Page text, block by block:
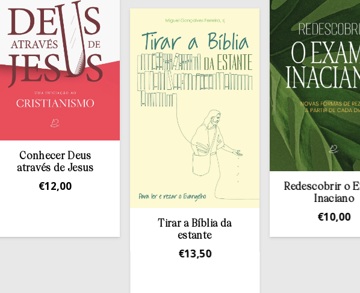
Deus
de Jesus
12,00
Tirar a Bíblia da
estante
13,50
Redescobrir o Exame
Inaciano
10,00